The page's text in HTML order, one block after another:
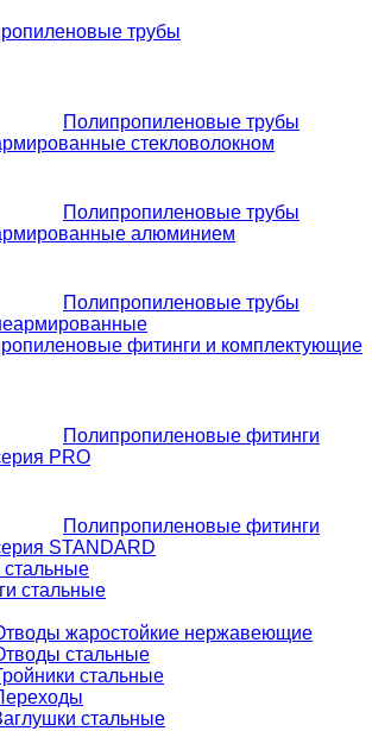
трубы
Полипропиленовые трубы
стекловолокном
Полипропиленовые трубы
алюминием
Полипропиленовые трубы
фитинги и комплектующие
Полипропиленовые фитинги
PRO
Полипропиленовые фитинги
STANDARD
стальные
жаростойкие нержавеющие
стальные
стальные
стальные